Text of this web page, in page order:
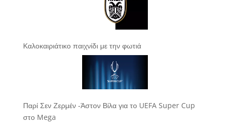
Καλοκαιριάτικο παιχνίδι με την φωτιά
Παρί Σεν Ζερμέν -Άστον Βίλα για το UEFA Super Cup
στο Mega